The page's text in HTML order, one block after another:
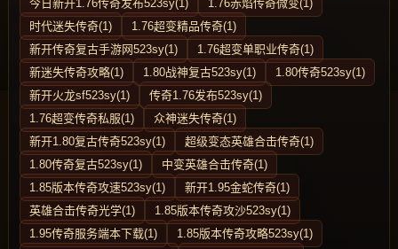
今日新开1.76传奇发布523sy(1)
1.76赤焰传奇微变(1)
时代迷失传奇(1)
1.76超变精品传奇(1)
新开传奇复古手游网523sy(1)
1.76超变单职业传奇(1)
新迷失传奇攻略(1)
1.80战神复古523sy(1)
1.80传奇523sy(1)
新开火龙sf523sy(1)
传奇1.76发布523sy(1)
1.76超变传奇私服(1)
众神迷失传奇(1)
新开1.80复古传奇523sy(1)
超级变态英雄合击传奇(1)
1.80传奇复古523sy(1)
中变英雄合击传奇(1)
1.85版本传奇攻速523sy(1)
新开1.95金蛇传奇(1)
英雄合击传奇光学(1)
1.85版本传奇攻沙523sy(1)
1.95传奇服务端本下载(1)
1.85版本传奇攻略523sy(1)